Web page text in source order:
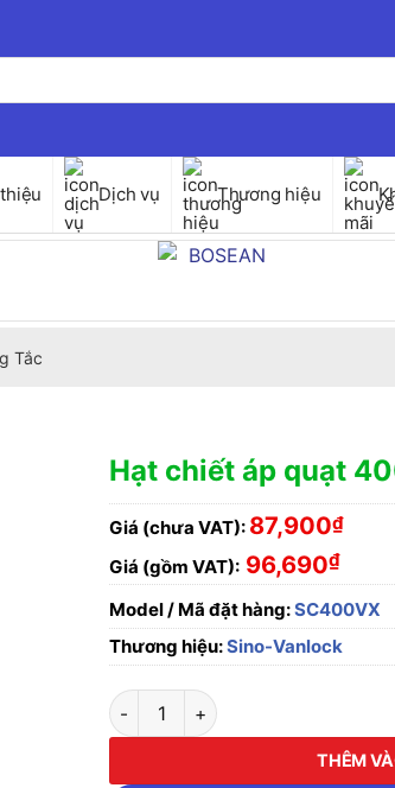
Dịch vụ Thương hiệu
Tắc
Hạt chiết áp quạt
Giá (chưa VAT): 87,900₫
Giá (gồm VAT): 96,690₫
Model / Mã đặt hàng:SC400VX
Thương hiệu:Sino-Vanlock
Hạt chiết áp quạt 400VA Sino
THÊM